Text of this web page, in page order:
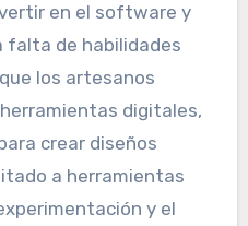
en el software y
falta de habilidades
los artesanos
digitales,
crear diseños
a herramientas
y el